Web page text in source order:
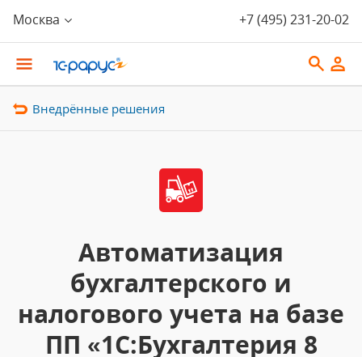
Москва +7 (495) 231-20-02
Внедрённые решения
Автоматизация
бухгалтерского и
налогового учета на базе
ПП «1С:Бухгалтерия 8